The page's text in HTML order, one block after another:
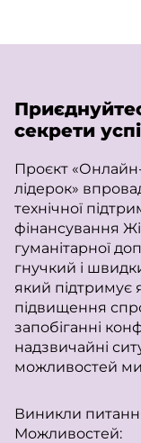
секрети
Проєкт
лідерок»
технічної
фінансування
гуманітарної
гнучкий і
який підтримує
підвищення
запобіганні
надзвичайні
можливостей
Виникли
Можливостей: